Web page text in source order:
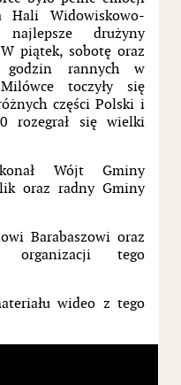
Hali Widowiskowo-
najlepsze drużyny
piątek, sobotę oraz
godzin rannych w
toczyły się
części Polski i
rozegrał się wielki
Wójt Gminy
oraz radny Gminy
Barabaszowi oraz
organizacji tego
wideo z tego